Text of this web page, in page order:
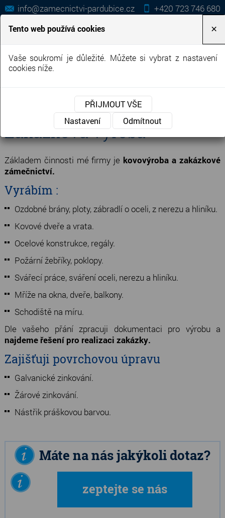
info@zamecnictvi-pardubice.cz +420 723 746 680
Zakázková výroba
Základem činnosti mé firmy je kovovýroba a zakázkové
zámečnictví.
Vyrábím :
Ozdobné brány, ploty, zábradlí o oceli, z nerezu a hliníku.
Kovové dveře a vrata.
Ocelové konstrukce, regály.
Požární žebříky, poklopy.
Svářecí práce, sváření oceli, nerezu a hliníku.
Mříže na okna, dveře, balkony.
Schodiště na míru.
Dle vašeho přání zpracuji dokumentaci pro výrobu a
najdeme řešení pro realizaci zakázky.
Zajišťuji povrchovou úpravu
Galvanické zinkování.
Žárové zinkování.
Nástřik práškovou barvou.
Máte na nás jakýkoli dotaz?
zeptejte se nás
Tento web používá cookies ×
Vaše soukromí je důležité. Můžete si vybrat z nastavení
cookies níže.
PŘIJMOUT VŠE
Nastavení
Odmítnout